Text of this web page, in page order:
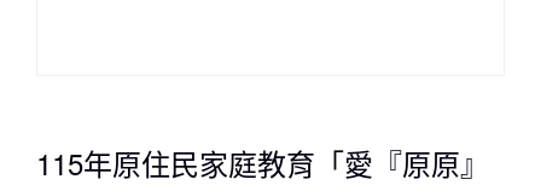
115年原住民家庭教育「愛『原原』